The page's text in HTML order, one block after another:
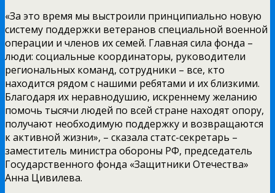
«За это время мы выстроили принципиально новую
систему поддержки ветеранов специальной военной
операции и членов их семей. Главная сила фонда –
люди: социальные координаторы, руководители
региональных команд, сотрудники – все, кто
находится рядом с нашими ребятами и их близкими.
Благодаря их неравнодушию, искреннему желанию
помочь тысячи людей по всей стране находят опору,
получают необходимую поддержку и возвращаются
к активной жизни», – сказала статс-секретарь –
заместитель министра обороны РФ, председатель
Государственного фонда «Защитники Отечества»
Анна Цивилева.